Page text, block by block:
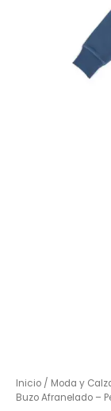
Inicio/ Moda y
Buzo Afranelado –